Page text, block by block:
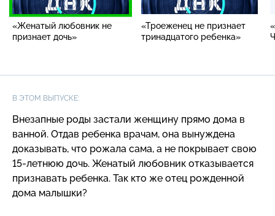
«Женатый любовник не
признает дочь»
«Троеженец не признает
тринадцатого ребенка»
В ЭТОМ ВЫПУСКЕ:
Внезапные роды застали женщину прямо дома в
ванной. Отдав ребенка врачам, она вынуждена
доказывать, что рожала сама, а не покрывает свою
15-летнюю дочь. Женатый любовник отказывается
признавать ребенка. Так кто же отец рожденной
дома малышки?